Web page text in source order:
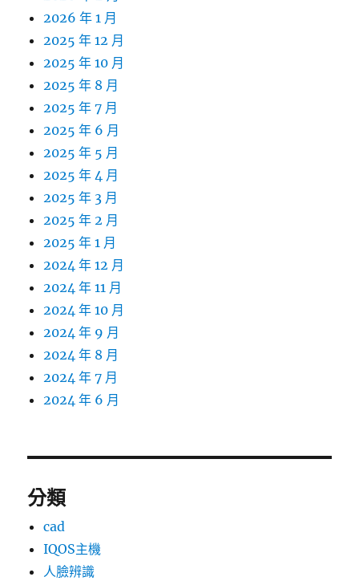
2026 年 1 月
2025 年 12 月
2025 年 10 月
2025 年 8 月
2025 年 7 月
2025 年 6 月
2025 年 5 月
2025 年 4 月
2025 年 3 月
2025 年 2 月
2025 年 1 月
2024 年 12 月
2024 年 11 月
2024 年 10 月
2024 年 9 月
2024 年 8 月
2024 年 7 月
2024 年 6 月
分類
cad
IQOS主機
人臉辨識